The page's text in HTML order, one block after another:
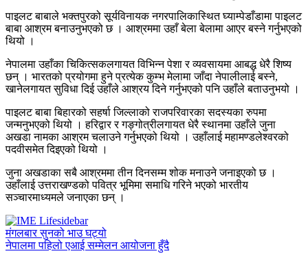
पाइलट बाबाले भक्तपुरको सूर्यविनायक नगरपालिकास्थित घ्याम्पेडाँडामा पाइलट
बाबा आश्रम बनाउनुभएको छ । आश्रममा उहाँ बेला बेलामा आएर बस्ने गर्नुभएको
थियो ।
नेपालमा उहाँका चिकित्सकलगायत विभिन्न पेशा र व्यवसायमा आबद्ध धेरै शिष्य
छन् । भारतको प्रयोगमा हुने प्रत्येक कुम्भ मेलामा जाँदा नेपालीलाई बस्ने,
खानेलगायत सुविधा दिई उहाँले आश्रय दिने गर्नुभएको पनि उहाँले बताउनुभयो ।
पाइलट बाबा बिहारको सहर्षा जिल्लाको राजपरिवारका सदस्यका रुपमा
जन्मनुभएको थियो । हरिद्वार र गङ्गोत्रीलगायत धेरै स्थानमा उहाँले जुना
अखडा नामका आश्रम चलाउने गर्नुभएको थियो । उहाँलाई महामण्डलेश्वरको
पदवीसमेत दिइएको थियो ।
जुना अखडाका सबै आश्रममा तीन दिनसम्म शोक मनाउने जनाइएको छ ।
उहाँलाई उत्तराखण्डको पवित्र भूमिमा समाधि गरिने भएको भारतीय
सञ्चारमाध्यमले जनाएका छन् ।
मंगलबार सुनको भाउ घट्यो
नेपालमा पहिलो एआई सम्मेलन आयोजना हुँदै